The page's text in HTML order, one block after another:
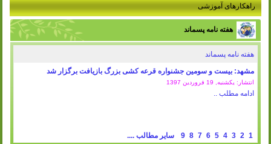
راهکارهای آموزشی
هفته نامه پسماند
هفته نامه پسماند
مشهد: بیست و سومین جشنواره قرعه کشی بزرگ بازیافت برگزار شد
انتشار: یکشنبه, 19 فروردين 1397
ادامه مطلب ..
1
2
3
4
5
6
7
8
9 سایر مطالب ....